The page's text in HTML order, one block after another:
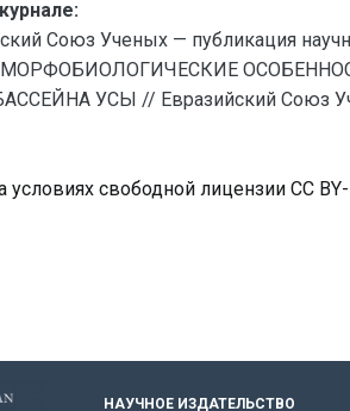
Союз Ученых — публикация
УСЫ // Евразийский Союз
условиях свободной лицензии CC
НАУЧНОЕ ИЗДАТЕЛЬСТВО